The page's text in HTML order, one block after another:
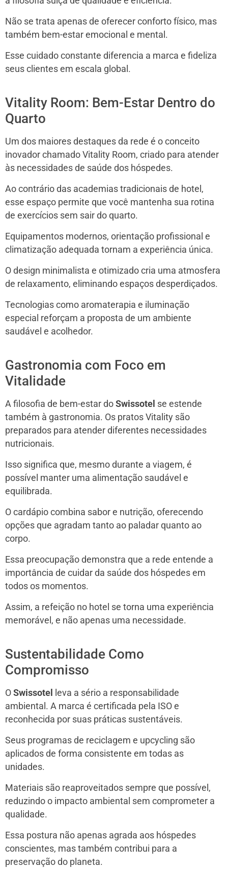
Não se trata apenas de oferecer conforto físico, mas
também bem-estar emocional e mental.
Esse cuidado constante diferencia a marca e fideliza
seus clientes em escala global.
Vitality Room: Bem-Estar Dentro do
Quarto
Um dos maiores destaques da rede é o conceito
inovador chamado Vitality Room, criado para atender
às necessidades de saúde dos hóspedes.
Ao contrário das academias tradicionais de hotel,
esse espaço permite que você mantenha sua rotina
de exercícios sem sair do quarto.
Equipamentos modernos, orientação profissional e
climatização adequada tornam a experiência única.
O design minimalista e otimizado cria uma atmosfera
de relaxamento, eliminando espaços desperdiçados.
Tecnologias como aromaterapia e iluminação
especial reforçam a proposta de um ambiente
saudável e acolhedor.
Gastronomia com Foco em
Vitalidade
A filosofia de bem-estar do Swissotel se estende
também à gastronomia. Os pratos Vitality são
preparados para atender diferentes necessidades
nutricionais.
Isso significa que, mesmo durante a viagem, é
possível manter uma alimentação saudável e
equilibrada.
O cardápio combina sabor e nutrição, oferecendo
opções que agradam tanto ao paladar quanto ao
corpo.
Essa preocupação demonstra que a rede entende a
importância de cuidar da saúde dos hóspedes em
todos os momentos.
Assim, a refeição no hotel se torna uma experiência
memorável, e não apenas uma necessidade.
Sustentabilidade Como
Compromisso
O Swissotel
leva a sério a responsabilidade
ambiental. A marca é certificada pela ISO e
reconhecida por suas práticas sustentáveis.
Seus programas de reciclagem e upcycling são
aplicados de forma consistente em todas as
unidades.
Materiais são reaproveitados sempre que possível,
reduzindo o impacto ambiental sem comprometer a
qualidade.
Essa postura não apenas agrada aos hóspedes
conscientes, mas também contribui para a
preservação do planeta.